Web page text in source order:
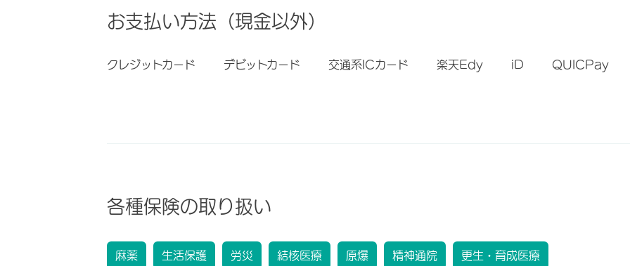
お支払い方法（現金以外）
クレジットカード デビットカード 交通系ICカード 楽天Edy iD QUICPay
各種保険の取り扱い
麻薬 生活保護 労災 結核医療 原爆 精神通院 更生・育成医療